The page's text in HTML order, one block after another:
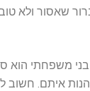
שאסור ולא
משפחתי הוא
איתם.